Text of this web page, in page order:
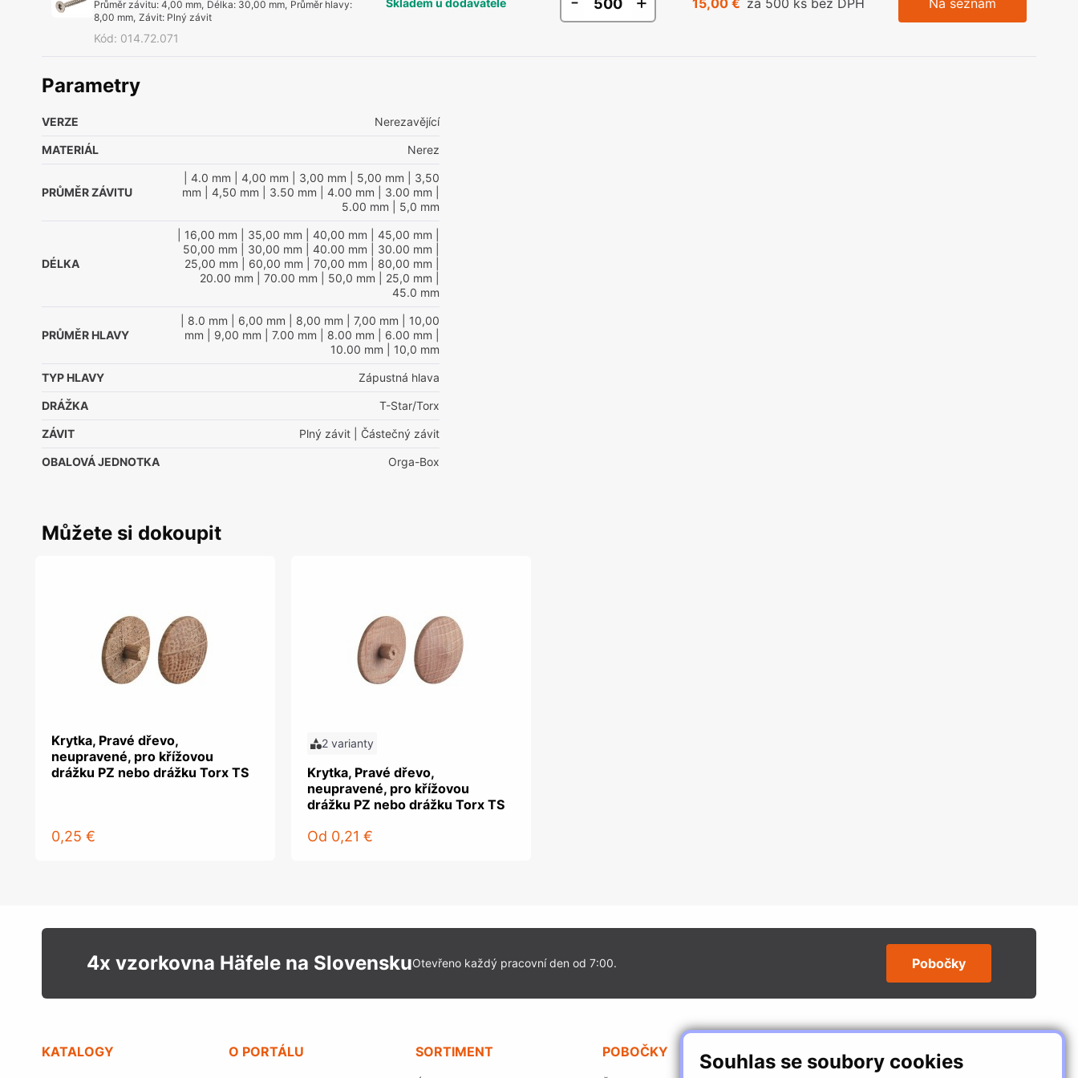
Souhlas se soubory cookies
Průměr závitu: 4,00 mm, Délka: 30,00 mm, Průměr hlavy:
8,00 mm, Závit: Plný závit
Kód: 014.72.071
Skladem u dodavatele 15,00 € za 500 ks bez DPH Na seznam
Parametry
VERZE Nerezavějící
MATERIÁL Nerez
PRŮMĚR ZÁVITU
| 4.0 mm | 4,00 mm | 3,00 mm | 5,00 mm | 3,50
mm | 4,50 mm | 3.50 mm | 4.00 mm | 3.00 mm
5.00 mm | 5,0 mm
DÉLKA
| 16,00 mm | 35,00 mm | 40,00 mm | 45,00 mm
50,00 mm | 30,00 mm | 40.00 mm | 30.00 mm
25,00 mm | 60,00 mm | 70,00 mm | 80,00 mm
20.00 mm | 70.00 mm | 50,0 mm | 25,0 mm
45.0 mm
PRŮMĚR HLAVY
| 8.0 mm | 6,00 mm | 8,00 mm | 7,00 mm | 10,00
mm | 9,00 mm | 7.00 mm | 8.00 mm | 6.00 mm
10.00 mm | 10,0 mm
TYP HLAVY Zápustná hlava
DRÁŽKA T-Star/Torx
ZÁVIT Plný závit | Částečný závit
OBALOVÁ JEDNOTKA Orga-Box
Můžete si dokoupit
Krytka, Pravé dřevo,
neupravené, pro křížovou
drážku PZ nebo drážku Torx TS
0,25 €
2 varianty
Krytka, Pravé dřevo,
neupravené, pro křížovou
drážku PZ nebo drážku Torx TS
Od 0,21 €
4x vzorkovna Häfele na SlovenskuOtevřeno každý pracovní den od 7:00. Pobočky
KATALOGY O PORTÁLU SORTIMENT POBOČKY SLEDUJTE NÁS